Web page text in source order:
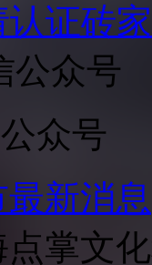
认证砖家
众号
最新消息
点掌文